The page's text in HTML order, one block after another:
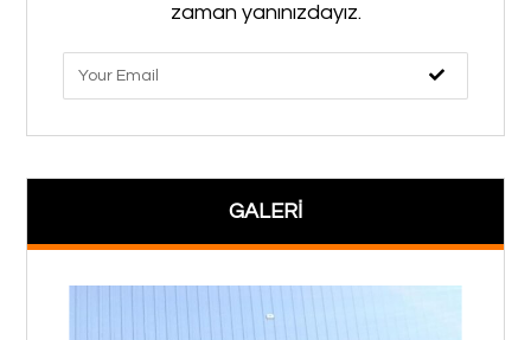
zaman yanınızdayız.
GALERİ